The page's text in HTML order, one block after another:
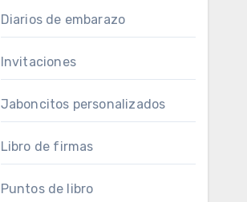
Diarios de embarazo
Invitaciones
Jaboncitos personalizados
Libro de firmas
Puntos de libro